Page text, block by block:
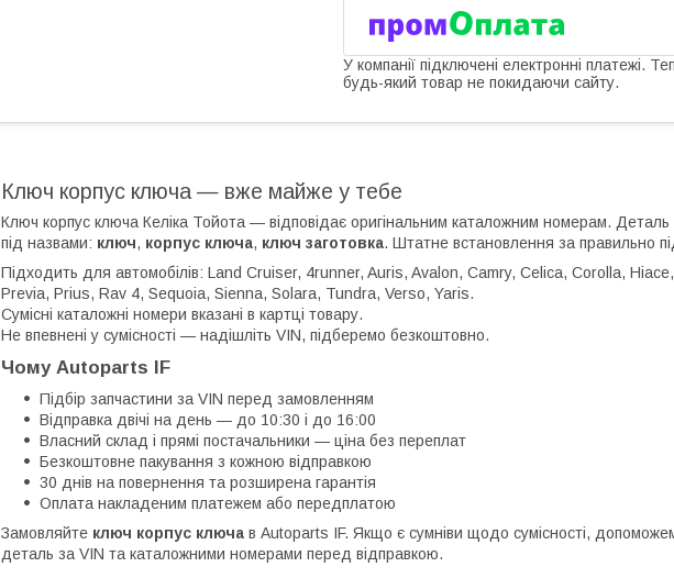
У компанії підключені електронні платежі.
будь-який товар не покидаючи сайту.
Ключ корпус ключа — вже майже у тебе
Ключ корпус ключа Келіка Тойота — відповідає оригінальним каталожним номерам. Деталь
під назвами: ключ, корпус ключа, ключ заготовка. Штатне встановлення за правильно
Підходить для автомобілів: Land Cruiser, 4runner, Auris, Avalon, Camry, Celica, Corolla,
Previa, Prius, Rav 4, Sequoia, Sienna, Solara, Tundra, Verso, Yaris.
Сумісні каталожні номери вказані в картці товару.
Не впевнені у сумісності — надішліть VIN, підберемо безкоштовно.
Чому Autoparts IF
Підбір запчастини за VIN перед замовленням
Відправка двічі на день — до 10:30 і до 16:00
Власний склад і прямі постачальники — ціна без переплат
Безкоштовне пакування з кожною відправкою
30 днів на повернення та розширена гарантія
Оплата накладеним платежем або передплатою
Замовляйте ключ корпус ключа в Autoparts IF. Якщо є сумніви щодо сумісності,
деталь за VIN та каталожними номерами перед відправкою.